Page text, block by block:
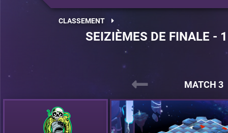
CLASSEMENT
SEIZIÈMES DE FINALE
MATCH 3